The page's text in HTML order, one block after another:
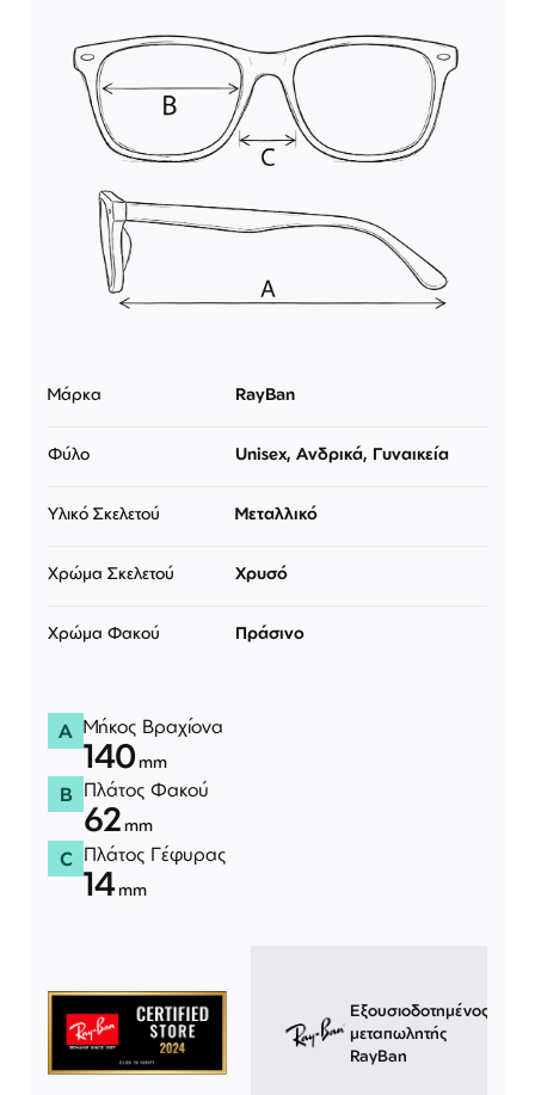
Μάρκα RayBan
Φύλο Unisex, Ανδρικά, Γυναικεία
Υλικό Σκελετού Μεταλλικό
Χρώμα Σκελετού Χρυσό
Χρώμα Φακού Πράσινο
A Μήκος Βραχίονα
140mm
B Πλάτος Φακού
62mm
C Πλάτος Γέφυρας
14mm
Εξουσιοδοτημένος
μεταπωλητής
RayBan